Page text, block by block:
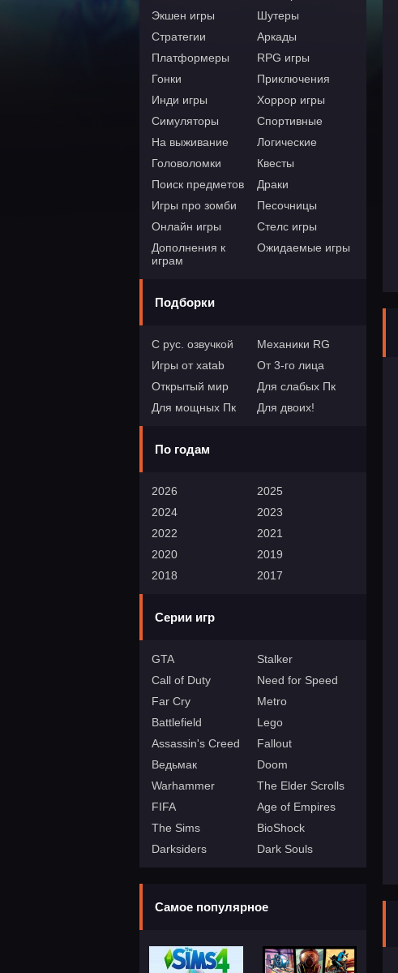
Экшен игры
Шутеры
Стратегии
Аркады
Платформеры
RPG игры
Гонки
Приключения
Инди игры
Хоррор игры
Симуляторы
Спортивные
На выживание
Логические
Головоломки
Квесты
Поиск предметов
Драки
Игры про зомби
Песочницы
Онлайн игры
Стелс игры
Дополнения к
играм
Ожидаемые игры
Подборки
С рус. озвучкой
Механики RG
Игры от xatab
От 3-го лица
Открытый мир
Для слабых Пк
Для мощных Пк
Для двоих!
По годам
2026
2025
2024
2023
2022
2021
2020
2019
2018
2017
Серии игр
GTA
Stalker
Call of Duty
Need for Speed
Far Cry
Metro
Battlefield
Lego
Assassin's Creed
Fallout
Ведьмак
Doom
Warhammer
The Elder Scrolls
FIFA
Age of Empires
The Sims
BioShock
Darksiders
Dark Souls
Самое популярное